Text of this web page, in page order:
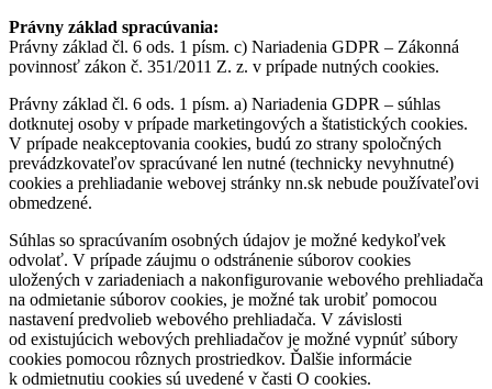
Právny základ spracúvania:
Právny základ čl. 6 ods. 1 písm. c) Nariadenia GDPR – Zákonná
povinnosť zákon č. 351/2011 Z. z. v prípade nutných cookies.
Právny základ čl. 6 ods. 1 písm. a) Nariadenia GDPR – súhlas
dotknutej osoby v prípade marketingových a štatistických cookies.
V prípade neakceptovania cookies, budú zo strany spoločných
prevádzkovateľov spracúvané len nutné (technicky nevyhnutné)
cookies a prehliadanie webovej stránky nn.sk nebude používateľovi
obmedzené.
Súhlas so spracúvaním osobných údajov je možné kedykoľvek
odvolať. V prípade záujmu o odstránenie súborov cookies
uložených v zariadeniach a nakonfigurovanie webového prehliadača
na odmietanie súborov cookies, je možné tak urobiť pomocou
nastavení predvolieb webového prehliadača. V závislosti
od existujúcich webových prehliadačov je možné vypnúť súbory
cookies pomocou rôznych prostriedkov. Ďalšie informácie
k odmietnutiu cookies sú uvedené v časti O cookies.